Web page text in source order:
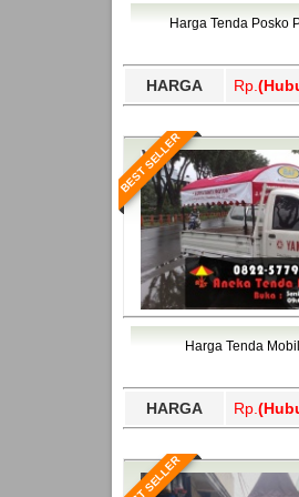
Bawang Barat,
Harga Tenda Posko
HARGA Rp.
BEST SELLER
Harga Tenda
HARGA Rp.